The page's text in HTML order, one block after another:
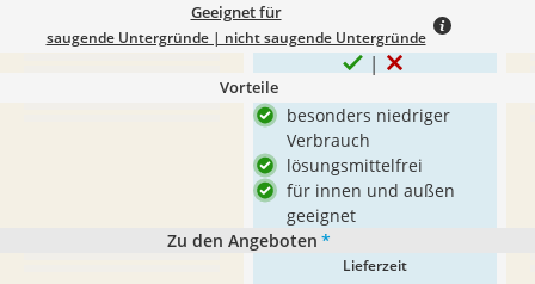
Geeignet für
saugende Untergründe | nicht saugende Untergründe
Vorteile
besonders niedriger
Verbrauch
lösungsmittelfrei
für innen und außen
geeignet
Zu den Angeboten *
Lieferzeit